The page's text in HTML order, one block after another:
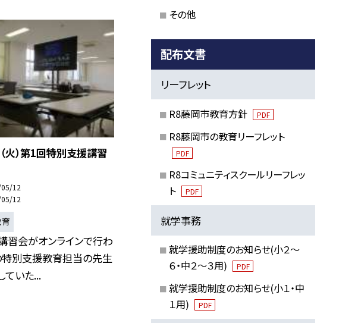
火）第1回特別支援講習
12
12
習会がオンラインで行わ
特別支援教育担当の先生
ていた...
その他
配布文書
リーフレット
R8藤岡市教育方針 PDF
R8藤岡市の教育リーフレット
PDF
R8コミュニティスクールリーフレッ
ト
PDF
就学事務
就学援助制度のお知らせ(小２～
６・中２～３用)
PDF
就学援助制度のお知らせ(小１・中
１用)
PDF